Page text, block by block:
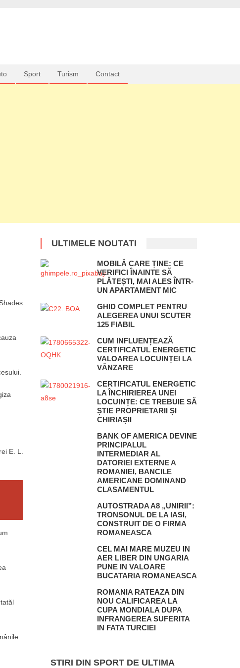
Sport Turism Contact
E. L.
ULTIMELE NOUTATI
MOBILĂ CARE ȚINE: CE
VERIFICI ÎNAINTE SĂ
PLĂTEȘTI, MAI ALES ÎNTR-
UN APARTAMENT MIC
GHID COMPLET PENTRU
ALEGEREA UNUI SCUTER
125 FIABIL
CUM INFLUENȚEAZĂ
CERTIFICATUL ENERGETIC
VALOAREA LOCUINȚEI LA
VÂNZARE
CERTIFICATUL ENERGETIC
LA ÎNCHIRIEREA UNEI
LOCUINȚE: CE TREBUIE SĂ
ȘTIE PROPRIETARII ȘI
CHIRIAȘII
BANK OF AMERICA DEVINE
PRINCIPALUL
INTERMEDIAR AL
DATORIEI EXTERNE A
ROMANIEI, BANCILE
AMERICANE DOMINAND
CLASAMENTUL
AUTOSTRADA A8 „UNIRII”:
TRONSONUL DE LA IASI,
CONSTRUIT DE O FIRMA
ROMANEASCA
CEL MAI MARE MUZEU IN
AER LIBER DIN UNGARIA
PUNE IN VALOARE
BUCATARIA ROMANEASCA
ROMANIA RATEAZA DIN
NOU CALIFICAREA LA
CUPA MONDIALA DUPA
INFRANGEREA SUFERITA
IN FATA TURCIEI
STIRI DIN SPORT DE ULTIMA